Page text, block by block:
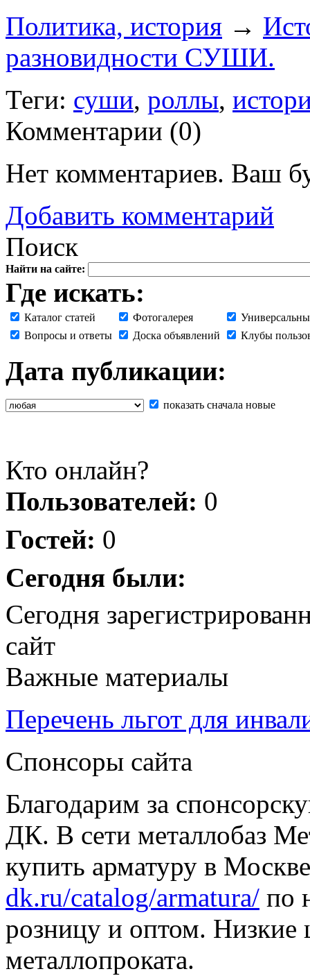
Политика, история →
разновидности СУШИ.
Теги: суши, роллы,
Комментарии (0)
Нет комментариев. Ваш
Добавить комментарий
Поиск
Найти на сайте:
Где искать:
Каталог статей Фотогалерея
Вопросы и ответы
Доска объявлений Клубы
Дата публикации:
показать сначала новые
Кто онлайн?
Пользователей: 0
Гостей: 0
Сегодня были:
Сегодня
сайт
Важные материалы
Перечень льгот для
Спонсоры сайта
Благодарим за
ДК. В сети металлобаз
купить арматуру в
dk.ru/catalog/armatura/ по
розницу и оптом. Низкие
металлопроката.